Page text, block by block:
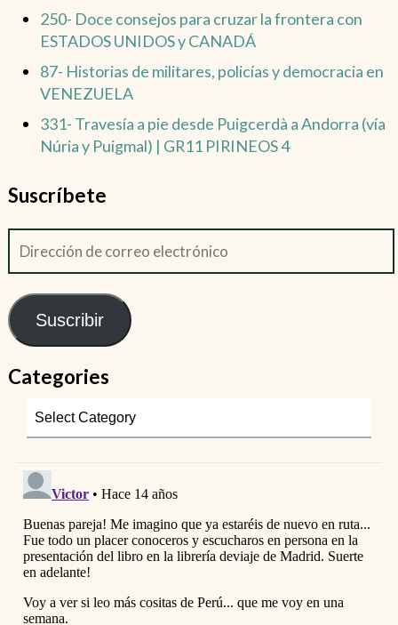
250- Doce consejos para cruzar la frontera con
ESTADOS UNIDOS y CANADÁ
87- Historias de militares, policías y democracia en
VENEZUELA
331- Travesía a pie desde Puigcerdà a Andorra (vía
Núria y Puigmal) | GR11 PIRINEOS 4
Suscríbete
Suscribir
Categories